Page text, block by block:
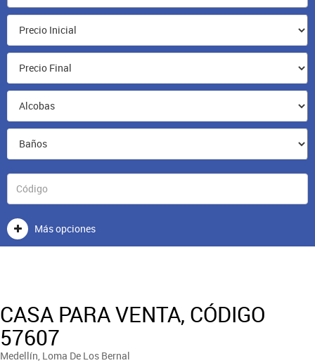
Más opciones
CASA PARA VENTA, CÓDIGO
57607
Medellín, Loma De Los Bernal